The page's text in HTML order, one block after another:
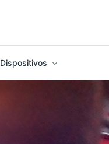
Dispositivos